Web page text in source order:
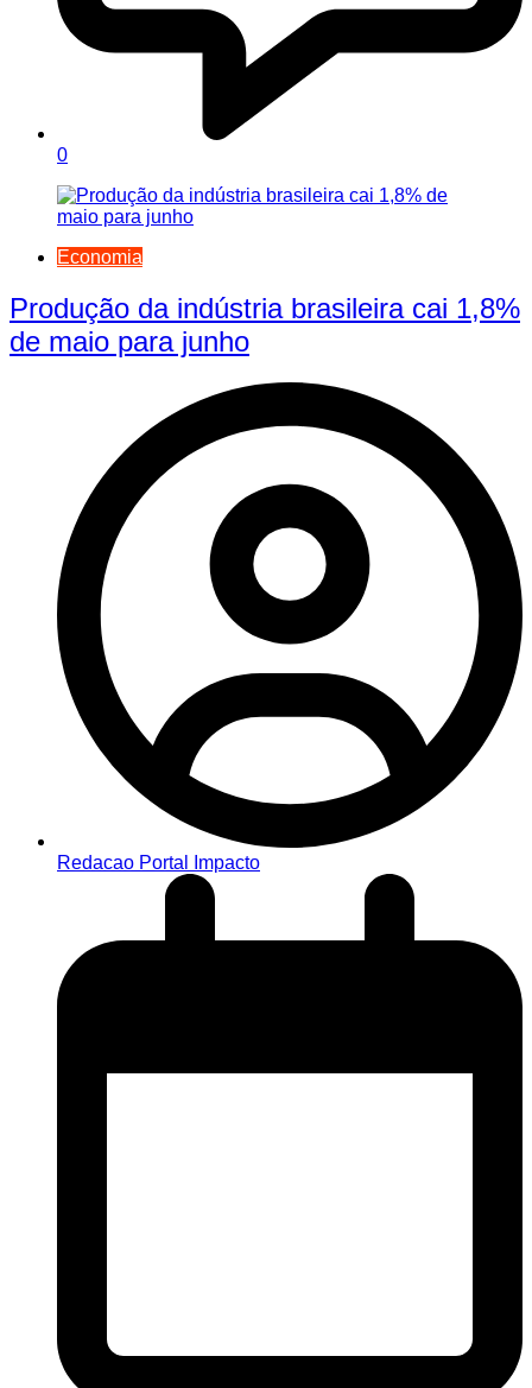
0
Economia
Produção da indústria brasileira cai 1,8%
de maio para junho
Redacao Portal Impacto